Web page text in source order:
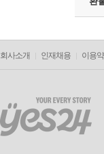
회사소개 인재채용 이용